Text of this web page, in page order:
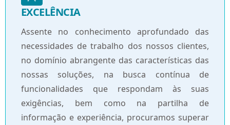
EXCELÊNCIA
Assente no conhecimento aprofundado das
necessidades de trabalho dos nossos clientes,
no domínio abrangente das características das
nossas soluções, na busca contínua de
funcionalidades que respondam às suas
exigências, bem como na partilha de
informação e experiência, procuramos superar